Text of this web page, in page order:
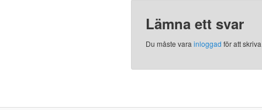
Lämna ett svar
Du måste varainloggad för att